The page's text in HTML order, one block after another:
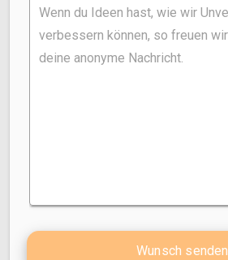
Wunsch senden